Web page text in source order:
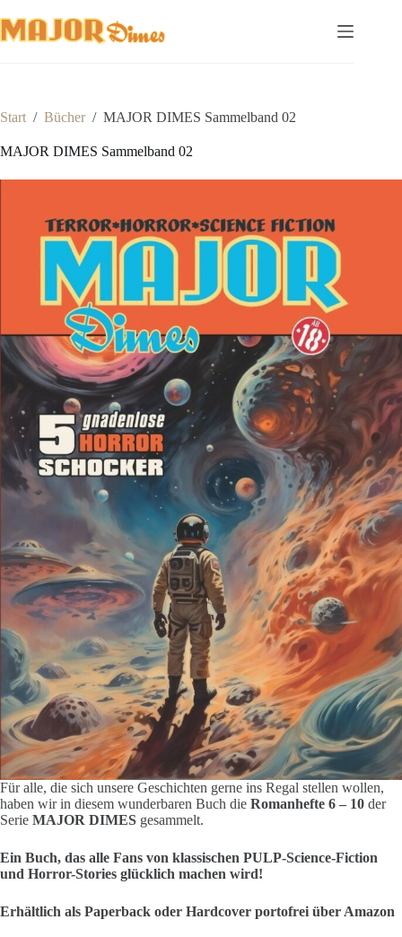
Inhalt
springen
Start / Bücher / MAJOR DIMES Sammelband 02
MAJOR DIMES Sammelband 02
Für alle, die sich unsere Geschichten gerne ins Regal stellen wollen,
haben wir in diesem wunderbaren Buch die Romanhefte 6 – 10 der
Serie MAJOR DIMES gesammelt.
Ein Buch, das alle Fans von klassischen PULP-Science-Fiction
und Horror-Stories glücklich machen wird!
Erhältlich als Paperback oder Hardcover portofrei über Amazon